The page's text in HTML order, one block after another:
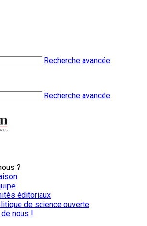
Recherche avancée
Recherche avancée
?
éditoriaux
de science ouverte
nous !